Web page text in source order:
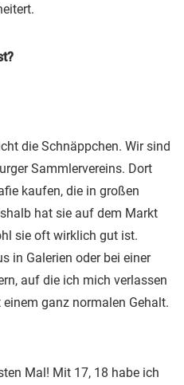
die Schnäppchen. Wir sind
Sammlervereins. Dort
kaufen, die in großen
hat sie auf dem Markt
sie oft wirklich gut ist.
in Galerien oder bei einer
auf die ich mich verlassen
ganz normalen Gehalt.
Mal! Mit 17, 18 habe ich